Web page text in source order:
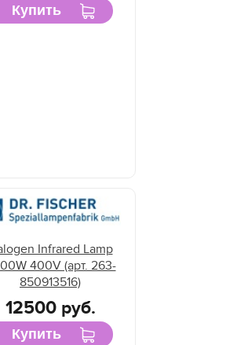
Купить
Infrared Lamp
400V (арт. 263-
850913516)
12500 руб.
Купить